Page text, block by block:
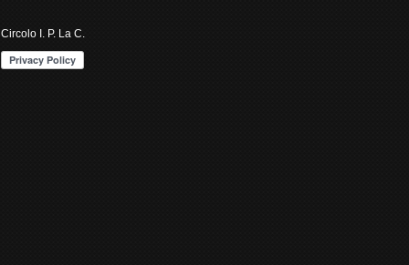
Circolo I. P. La C.